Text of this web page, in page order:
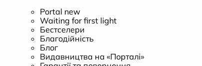
Portal new
Waiting for first light
Бестселери
Благодійність
Блог
Видавництва на «Порталі»